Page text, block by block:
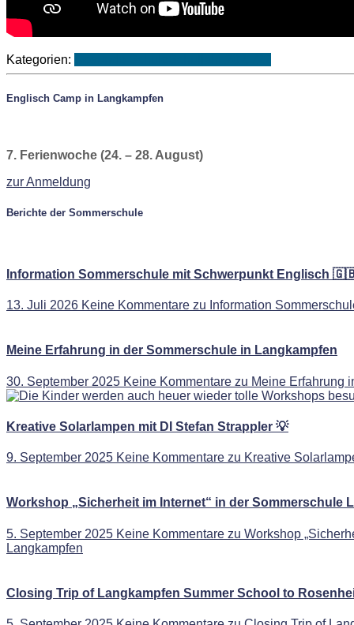
Kategorien:
Englisch Camp in Langkampfen
7. Ferienwoche (24. – 28. August)
zur Anmeldung
Berichte der Sommerschule
Information Sommerschule mit Schwerpunkt Englisch
13. Juli 2026 Keine Kommentare zu Information
Meine Erfahrung in der Sommerschule in Langkampfen
30. September 2025 Keine Kommentare zu Meine Erfahrung
Kreative Solarlampen mit DI Stefan Strappler 💡
9. September 2025 Keine Kommentare zu Kreative
Workshop „Sicherheit im Internet“ in der Sommerschule
5. September 2025 Keine Kommentare zu Workshop
Langkampfen
Closing Trip of Langkampfen Summer School to